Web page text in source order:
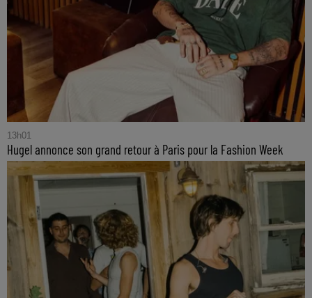
13h01
Hugel annonce son grand retour à Paris pour la Fashion Week